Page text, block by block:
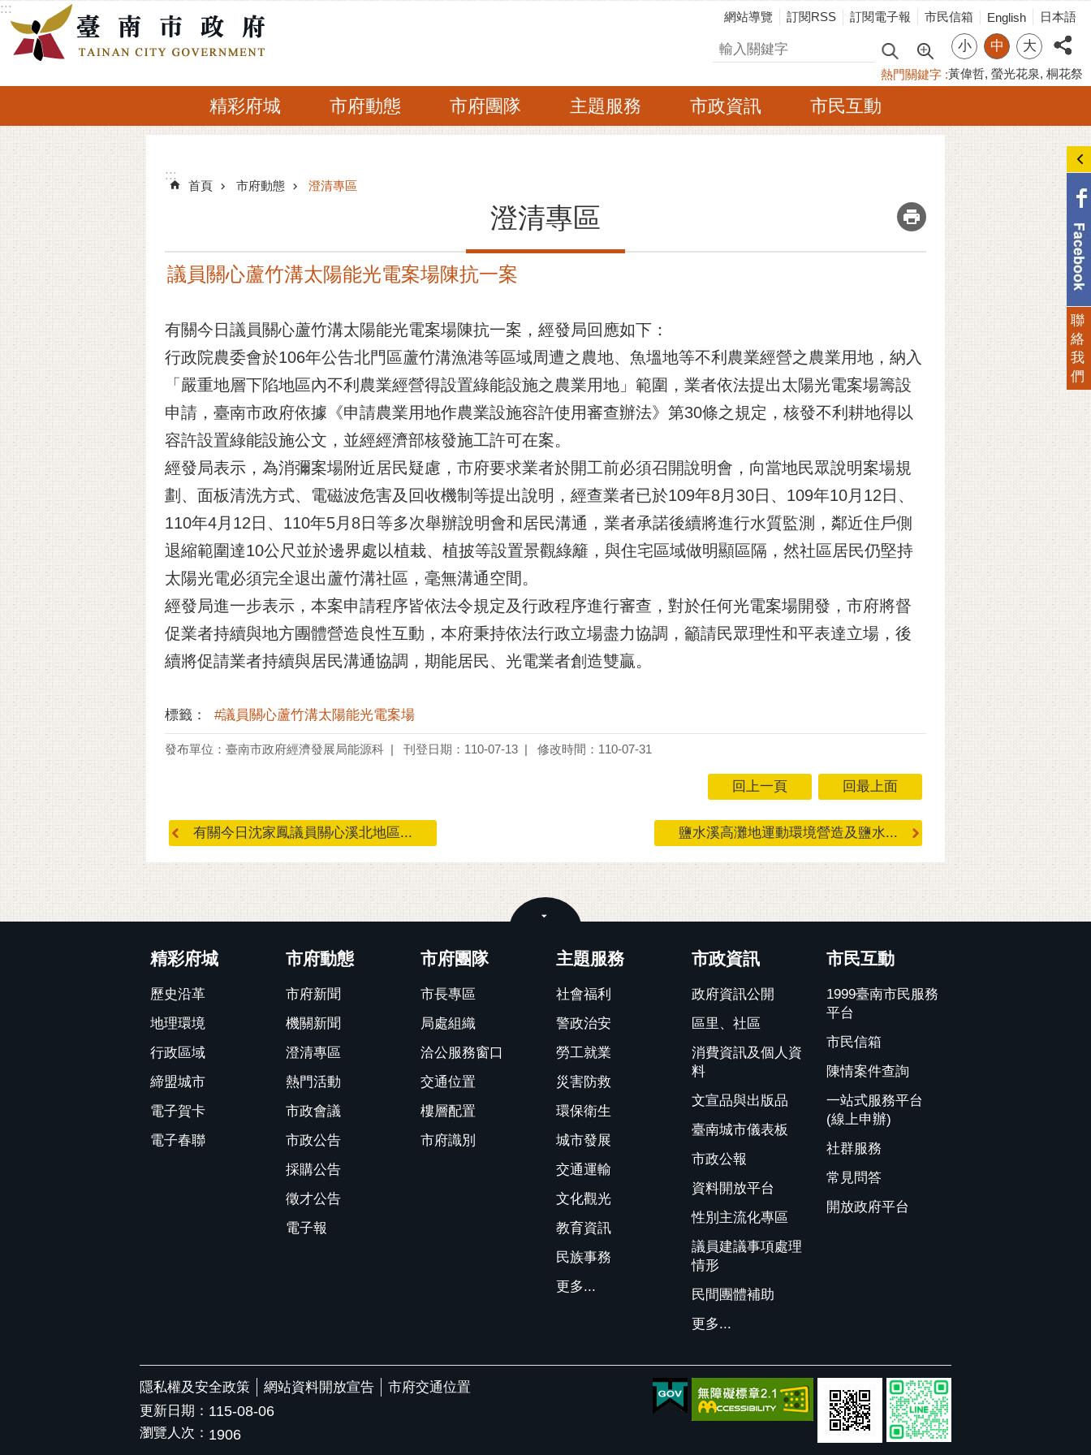
跳到主要內容區塊
:::
網站導覽 訂閱RSS 訂閱電子報 市民信箱 English 日本語
搜尋 小 中 大
熱門關鍵字 黃偉哲 螢光花泉 桐花祭
精彩府城 市府動態 市府團隊 主題服務 市政資訊 市民互動
:::
:::
首頁 市府動態 澄清專區
澄清專區 _
議員關心蘆竹溝太陽能光電案場陳抗一案
有關今日議員關心蘆竹溝太陽能光電案場陳抗一案，經發局回應如下：
行政院農委會於106年公告北門區蘆竹溝漁港等區域周遭之農地、魚塭地等不利農業經營之農業用地，納入
「嚴重地層下陷地區內不利農業經營得設置綠能設施之農業用地」範圍，業者依法提出太陽光電案場籌設
申請，臺南市政府依據《申請農業用地作農業設施容許使用審查辦法》第30條之規定，核發不利耕地得以
容許設置綠能設施公文，並經經濟部核發施工許可在案。
經發局表示，為消彌案場附近居民疑慮，市府要求業者於開工前必須召開說明會，向當地民眾說明案場規
劃、面板清洗方式、電磁波危害及回收機制等提出說明，經查業者已於109年8月30日、109年10月12日、
110年4月12日、110年5月8日等多次舉辦說明會和居民溝通，業者承諾後續將進行水質監測，鄰近住戶側
退縮範圍達10公尺並於邊界處以植栽、植披等設置景觀綠籬，與住宅區域做明顯區隔，然社區居民仍堅持
太陽光電必須完全退出蘆竹溝社區，毫無溝通空間。
經發局進一步表示，本案申請程序皆依法令規定及行政程序進行審查，對於任何光電案場開發，市府將督
促業者持續與地方團體營造良性互動，本府秉持依法行政立場盡力協調，籲請民眾理性和平表達立場，後
續將促請業者持續與居民溝通協調，期能居民、光電業者創造雙贏。
標籤： #議員關心蘆竹溝太陽能光電案場
發布單位：臺南市政府經濟發展局能源科 刊登日期：110-07-13 修改時間：110-07-31
回上一頁 回最上面
有關今日沈家鳳議員關心溪北地區... 鹽水溪高灘地運動環境營造及鹽水...
精彩府城
歷史沿革
地理環境
行政區域
締盟城市
電子賀卡
電子春聯
市府動態
市府新聞
機關新聞
澄清專區
熱門活動
市政會議
市政公告
採購公告
徵才公告
電子報
市府團隊
市長專區
局處組織
洽公服務窗口
交通位置
樓層配置
市府識別
主題服務
社會福利
警政治安
勞工就業
災害防救
環保衛生
城市發展
交通運輸
文化觀光
教育資訊
民族事務
更多...
市政資訊
政府資訊公開
區里、社區
消費資訊及個人資
料
文宣品與出版品
臺南城市儀表板
市政公報
資料開放平台
性別主流化專區
議員建議事項處理
情形
民間團體補助
更多...
市民互動
1999臺南市民服務
平台
市民信箱
陳情案件查詢
一站式服務平台
(線上申辦)
社群服務
常見問答
開放政府平台
隱私權及安全政策 網站資料開放宣告
市府交通位置
更新日期： 115-08-06
瀏覽人次： 1906
聯
絡
我
們